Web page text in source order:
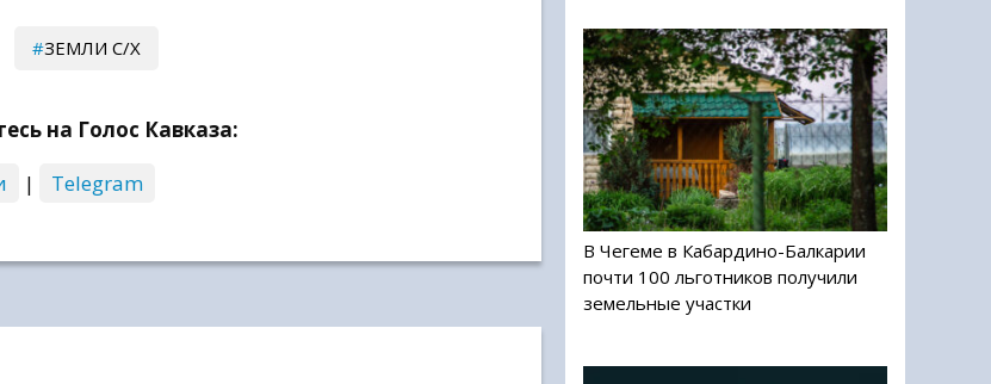
ЗЕМЛИ С/Х
на Голос Кавказа:
| Telegram
В Чегеме в Кабардино-Балкарии
почти 100 льготников получили
земельные участки